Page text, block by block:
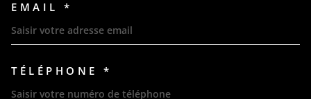
EMAIL *
TÉLÉPHONE *